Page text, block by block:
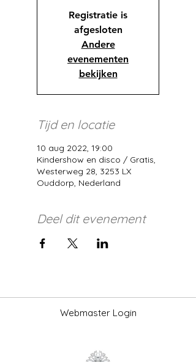
Registratie is
afgesloten
Andere
evenementen
bekijken
Tijd en locatie
10 aug 2022, 19:00
Kindershow en disco / Gratis,
Westerweg 28, 3253 LX
Ouddorp, Nederland
Deel dit evenement
Webmaster Login